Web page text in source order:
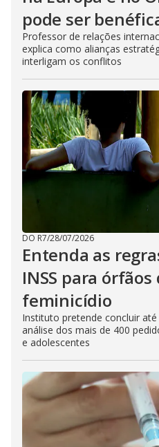
pode ser
Professor de relações
explica como alianças
interligam os conflitos
DO R7/28/07/2026
Entenda as
INSS para
feminicídio
Instituto pretende concluir
análise dos mais de 400
e adolescentes